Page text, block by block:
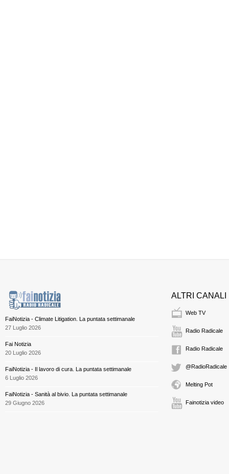
FaiNotizia - Climate Litigation. La puntata settimanale
27 Luglio 2026
Fai Notizia
20 Luglio 2026
FaiNotizia - Il lavoro di cura. La puntata settimanale
6 Luglio 2026
FaiNotizia - Sanità al bivio. La puntata settimanale
29 Giugno 2026
ALTRI CANALI
Web TV
Radio Radicale
Radio Radicale
@RadioRadicale
Melting Pot
Fainotizia video